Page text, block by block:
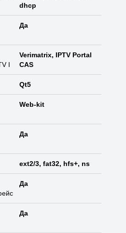
dhcp
Да
I
Verimatrix, IPTV Portal
CAS
Qt5
Web-kit
Да
ext2/3, fat32, hfs+, ns
Да
Да